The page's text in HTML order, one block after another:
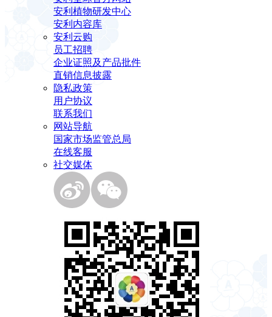
安利植物研发中心
安利内容库
安利云购
员工招聘
企业证照及产品批件
直销信息披露
隐私政策
用户协议
联系我们
网站导航
国家市场监管总局
在线客服
社交媒体